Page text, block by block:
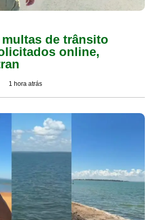
de trânsito
online,
1 hora atrás